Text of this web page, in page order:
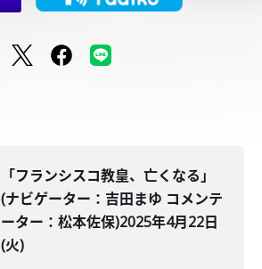
「フランシスコ教皇、亡くなる」
(ナビゲーター：吉田まゆ コメンテ
ーター：松本佐保)2025年4月22日
(火)